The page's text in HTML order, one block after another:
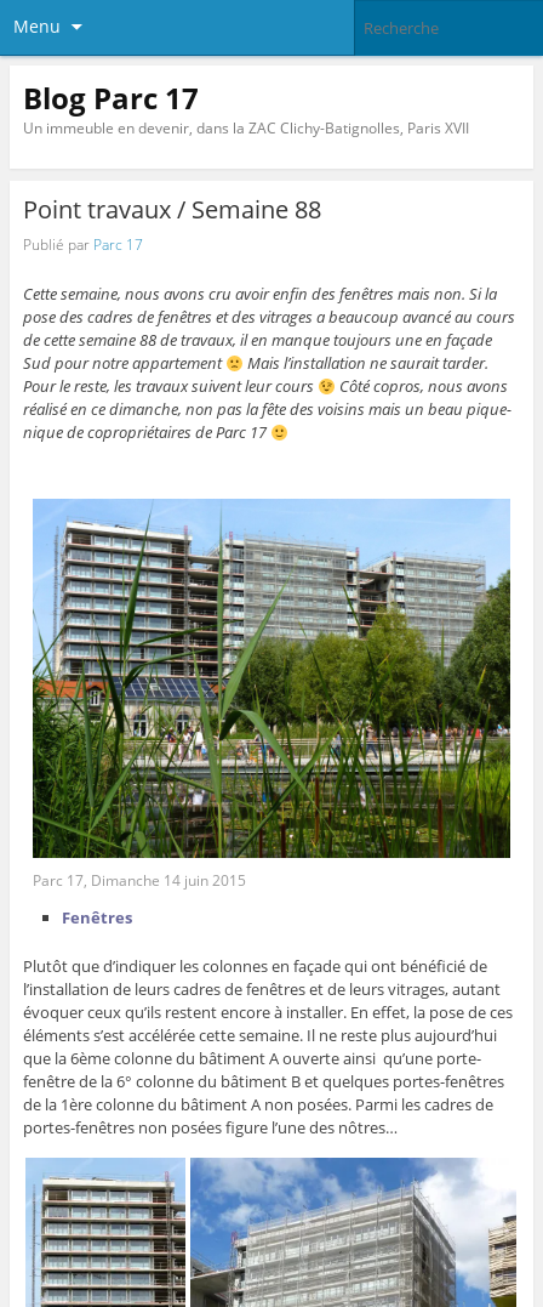
Menu
Blog Parc 17
Un immeuble en devenir, dans la ZAC Clichy-Batignolles, Paris XVII
Point travaux / Semaine 88
Publié par Parc 17
Cette semaine, nous avons cru avoir enfin des fenêtres mais non. Si la
pose des cadres de fenêtres et des vitrages a beaucoup avancé au cours
de cette semaine 88 de travaux, il en manque toujours une en façade
Sud pour notre appartement
Mais l’installation ne saurait tarder.
Pour le reste, les travaux suivent leur cours
Côté copros, nous avons
réalisé en ce dimanche, non pas la fête des voisins mais un beau pique-
nique de copropriétaires de Parc 17
Parc 17, Dimanche 14 juin 2015
Fenêtres
Plutôt que d’indiquer les colonnes en façade qui ont bénéficié de
l’installation de leurs cadres de fenêtres et de leurs vitrages, autant
évoquer ceux qu’ils restent encore à installer. En effet, la pose de ces
éléments s’est accélérée cette semaine. Il ne reste plus aujourd’hui
que la 6ème colonne du bâtiment A ouverte ainsi qu’une porte-
fenêtre de la 6° colonne du bâtiment B et quelques portes-fenêtres
de la 1ère colonne du bâtiment A non posées. Parmi les cadres de
portes-fenêtres non posées figure l’une des nôtres…